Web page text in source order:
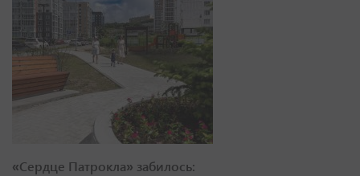
«Сердце Патрокла» забилось: